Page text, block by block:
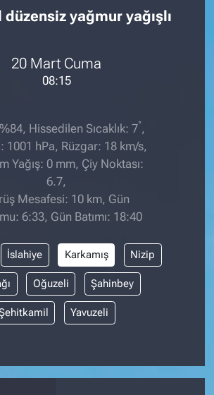
yağmur yağışlı
20 Mart Cuma
08:15
Hissedilen Sıcaklık: 7° ,
1001 hPa, Rüzgar: 18 km/s,
Yağış: 0 mm, Çiy Noktası:
6.7,
Mesafesi: 10 km, Gün
6:33, Gün Batımı: 18:40
İslahiye Karkamış Nizip
Oğuzeli Şahinbey
Yavuzeli